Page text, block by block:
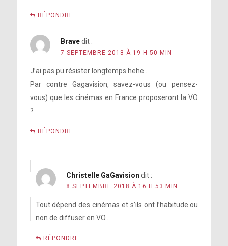
RÉPONDRE
Brave dit :
7 SEPTEMBRE 2018 À 19 H 50 MIN
J’ai pas pu résister longtemps hehe…
Par contre Gagavision, savez-vous (ou pensez-
vous) que les cinémas en France proposeront la VO
?
RÉPONDRE
Christelle GaGavision dit :
8 SEPTEMBRE 2018 À 16 H 53 MIN
Tout dépend des cinémas et s’ils ont l’habitude ou
non de diffuser en VO…
RÉPONDRE